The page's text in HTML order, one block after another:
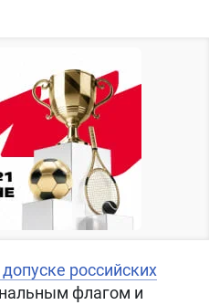
российских
флагом и